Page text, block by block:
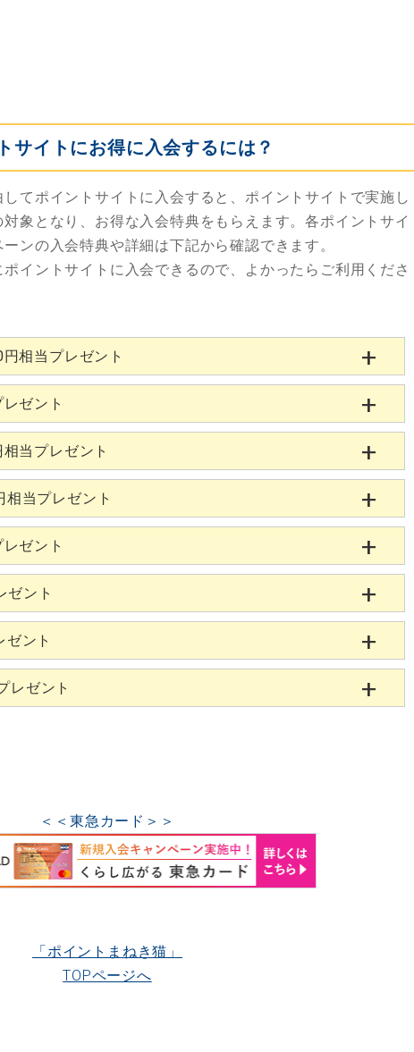
サイトにお得に入会するには？
てポイントサイトに入会すると、ポイントサイトで実施し
象となり、お得な入会特典をもらえます。各ポイントサイ
ンの入会特典や詳細は下記から確認できます。
イントサイトに入会できるので、よかったらご利用くださ
相当プレゼント
ゼント
当プレゼント
相当プレゼント
ゼント
ゼント
ント
レゼント
＜＜東急カード＞＞
「ポイントまねき猫」
TOPページへ